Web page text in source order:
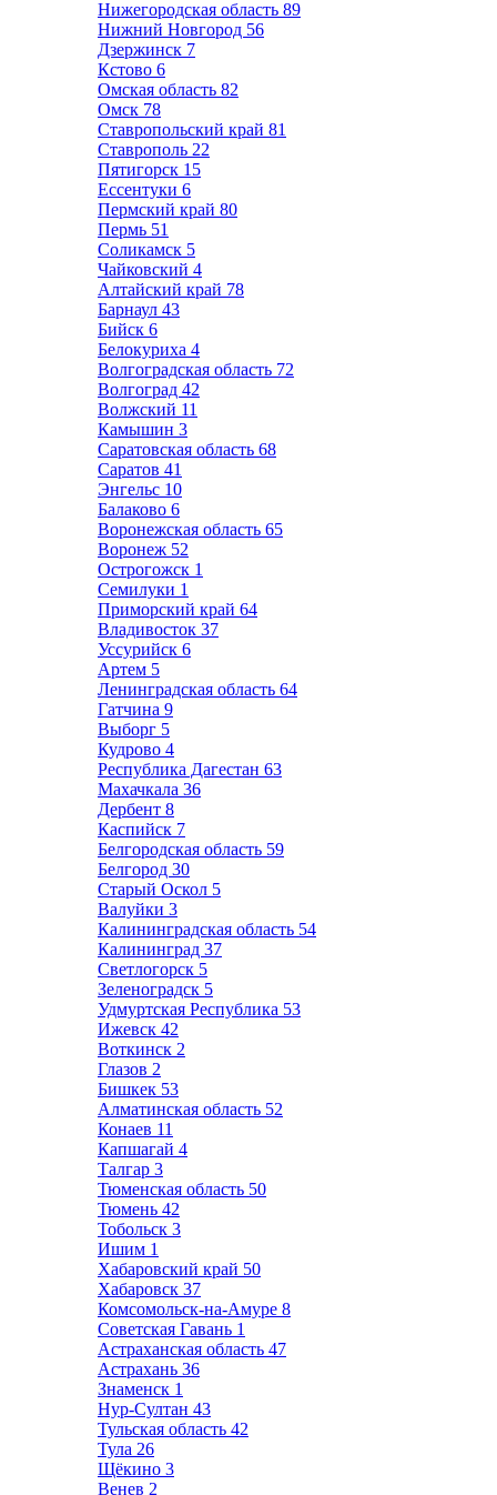
Нижегородская область 89
Нижний Новгород 56
Дзержинск 7
Кстово 6
Омская область 82
Омск 78
Ставропольский край 81
Ставрополь 22
Пятигорск 15
Ессентуки 6
Пермский край 80
Пермь 51
Соликамск 5
Чайковский 4
Алтайский край 78
Барнаул 43
Бийск 6
Белокуриха 4
Волгоградская область 72
Волгоград 42
Волжский 11
Камышин 3
Саратовская область 68
Саратов 41
Энгельс 10
Балаково 6
Воронежская область 65
Воронеж 52
Острогожск 1
Семилуки 1
Приморский край 64
Владивосток 37
Уссурийск 6
Артем 5
Ленинградская область 64
Гатчина 9
Выборг 5
Кудрово 4
Республика Дагестан 63
Махачкала 36
Дербент 8
Каспийск 7
Белгородская область 59
Белгород 30
Старый Оскол 5
Валуйки 3
Калининградская область 54
Калининград 37
Светлогорск 5
Зеленоградск 5
Удмуртская Республика 53
Ижевск 42
Воткинск 2
Глазов 2
Бишкек 53
Алматинская область 52
Конаев 11
Капшагай 4
Талгар 3
Тюменская область 50
Тюмень 42
Тобольск 3
Ишим 1
Хабаровский край 50
Хабаровск 37
Комсомольск-на-Амуре 8
Советская Гавань 1
Астраханская область 47
Астрахань 36
Знаменск 1
Нур-Султан 43
Тульская область 42
Тула 26
Щёкино 3
Венев 2